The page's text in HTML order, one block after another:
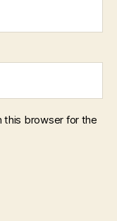
this browser for the